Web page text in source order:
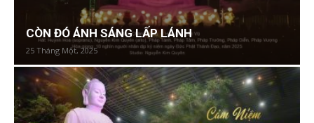
CÒN ĐÓ ÁNH SÁNG LẤP LÁNH
25 Tháng Một, 2025